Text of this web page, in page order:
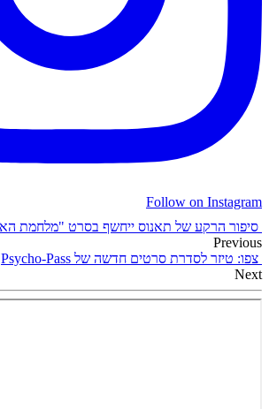
Follow on Instagram
סיפור הרקע של תאנוס ייחשף בסרט "מלחמת
Previous
צפו: טיזר לסדרת סרטים חדשה של Psycho-Pass
Next